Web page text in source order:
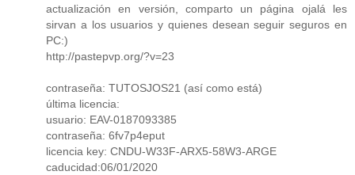
actualización en versión, comparto un página ojalá les
sirvan a los usuarios y quienes desean seguir seguros en
PC:)
http://pastepvp.org/?v=23
contraseña: TUTOSJOS21 (así como está)
última licencia:
usuario: EAV-0187093385
contraseña: 6fv7p4eput
licencia key: CNDU-W33F-ARX5-58W3-ARGE
caducidad:06/01/2020